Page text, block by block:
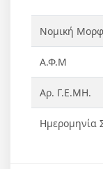
Νομική
Α.Φ.Μ
Αρ. Γ.Ε.ΜΗ.
Ημερομηνία